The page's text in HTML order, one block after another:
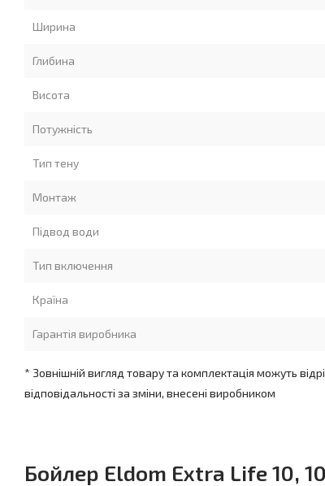
Ширина
Глибина
Висота
Потужність
Тип тену
Монтаж
Підвод води
Тип включення
Країна
Гарантія виробника
* Зовнішній вигляд товару та комплектація можуть
відповідальності за зміни, внесені виробником
Бойлер Eldom Extra Life 10,